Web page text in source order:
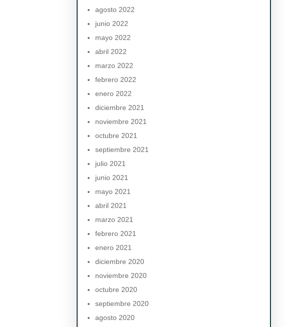
agosto 2022
junio 2022
mayo 2022
abril 2022
marzo 2022
febrero 2022
enero 2022
diciembre 2021
noviembre 2021
octubre 2021
septiembre 2021
julio 2021
junio 2021
mayo 2021
abril 2021
marzo 2021
febrero 2021
enero 2021
diciembre 2020
noviembre 2020
octubre 2020
septiembre 2020
agosto 2020